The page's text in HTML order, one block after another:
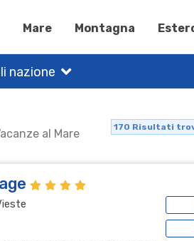
Mare Montagna
nazione
al Mare 170 Risultati